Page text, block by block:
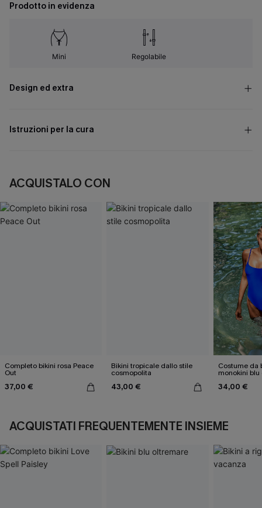
Prodotto in evidenza
Mini Regolabile
Design ed extra
Istruzioni per la cura
ACQUISTALO CON
Completo bikini rosa Peace
Out
37,00 €
Bikini tropicale dallo stile
cosmopolita
43,00 €
Costume da
monokini
34,00 €
ACQUISTATI FREQUENTEMENTE INSIEME